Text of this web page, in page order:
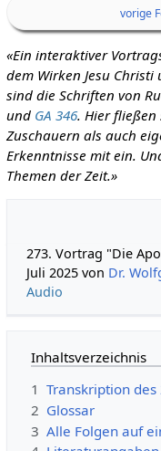
vorige
«Ein interaktiver
dem Wirken Jesu
sind die Schriften von
und GA 346. Hier fließen
Zuschauern als auch
Erkenntnisse mit ein.
Themen der Zeit.»
273. Vortrag "Die
Juli 2025 von Dr.
Audio
Inhaltsverzeichnis
1 Transkription des
2 Glossar
3 Alle Folgen auf